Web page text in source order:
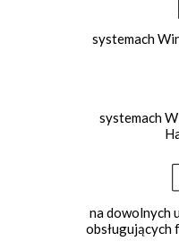
systemach
systemach
na dowolnych
obsługujących